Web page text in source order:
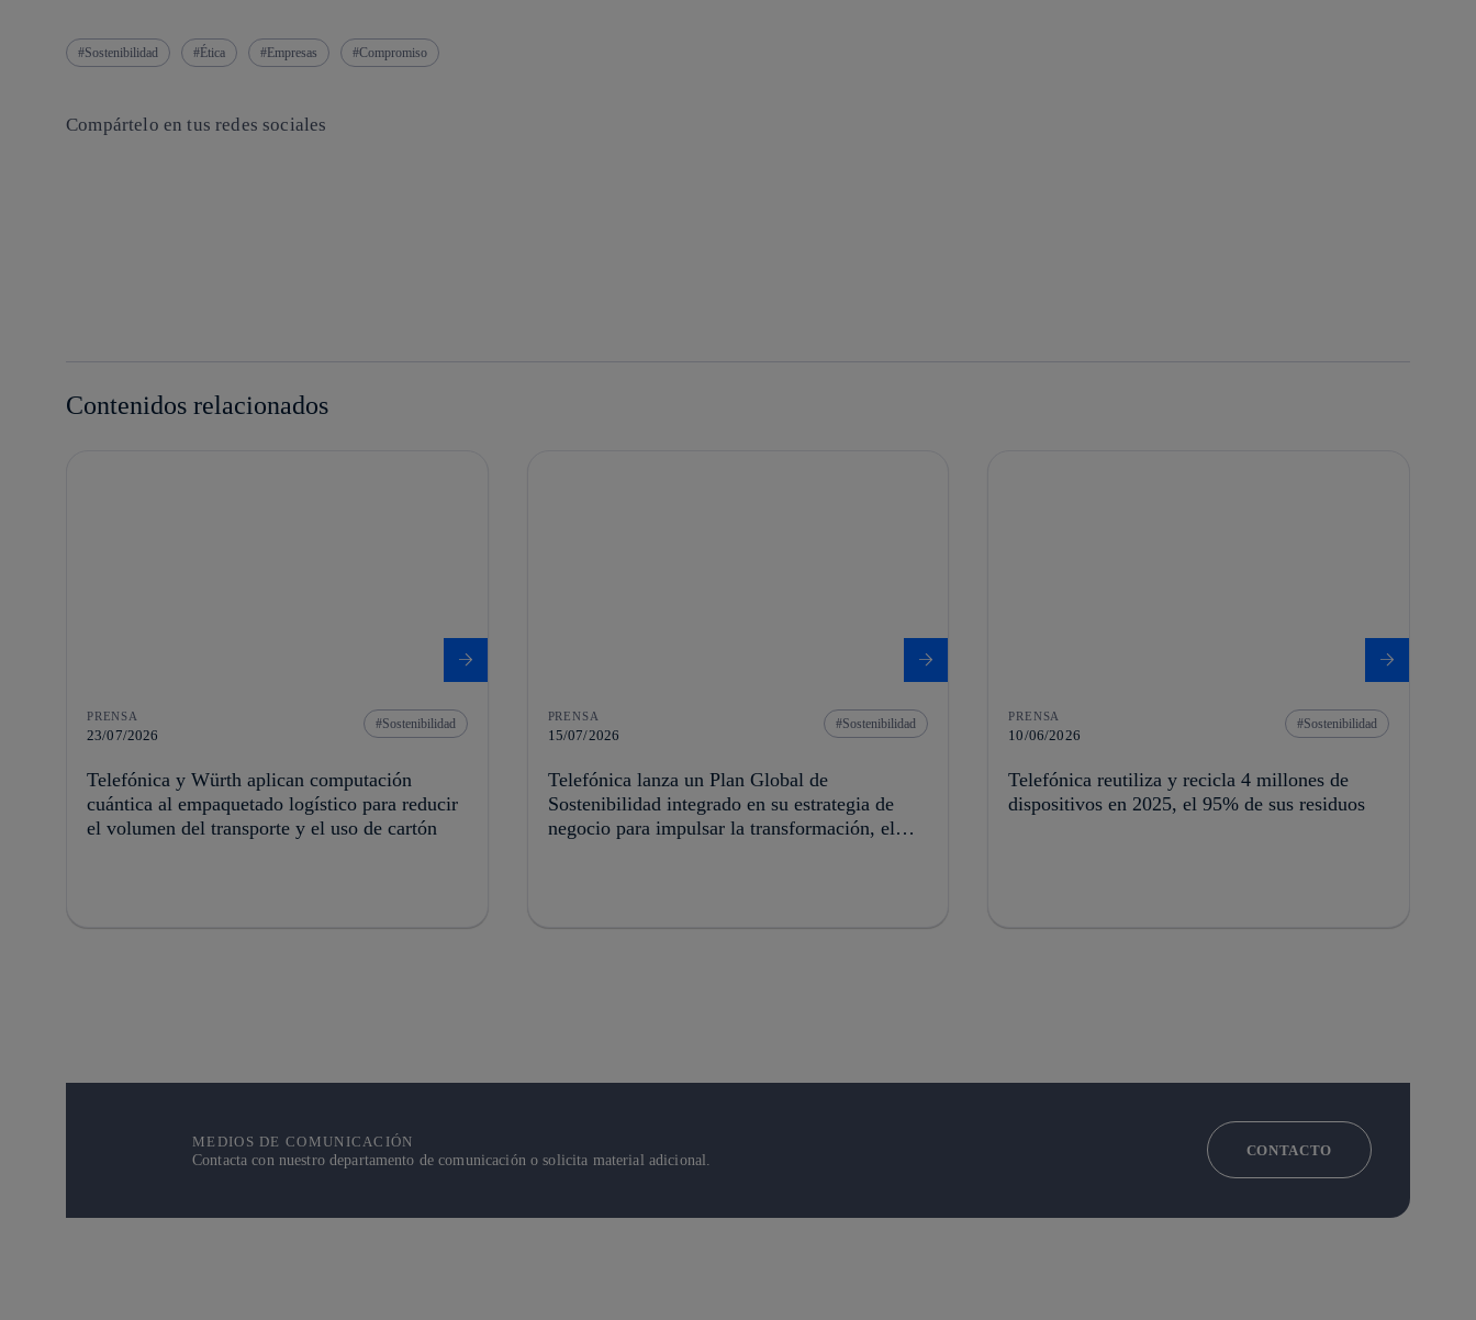
Sostenibilidad Ética Empresas Compromiso
Compártelo en tus redes sociales
Contenidos relacionados
PRENSA
23/07/2026
Sostenibilidad
Telefónica y Würth aplican computación
cuántica al empaquetado logístico para reducir
el volumen del transporte y el uso de cartón
PRENSA
15/07/2026
Sostenibilidad
Telefónica lanza un Plan Global de
Sostenibilidad integrado en su estrategia de
negocio para impulsar la transformación, el
PRENSA
10/06/2026
Sostenibilidad
Telefónica reutiliza y recicla 4 millones de
dispositivos en 2025, el 95% de sus residuos
MEDIOS DE COMUNICACIÓN
Contacta con nuestro departamento de comunicación o solicita material adicional.
CONTACTO